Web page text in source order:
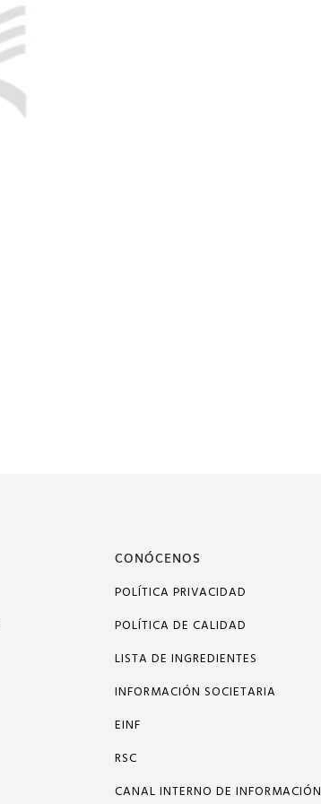
CONÓCENOS
POLÍTICA PRIVACIDAD
POLÍTICA DE CALIDAD
LISTA DE INGREDIENTES
INFORMACIÓN SOCIETARIA
EINF
RSC
CANAL INTERNO DE INFORMACIÓN